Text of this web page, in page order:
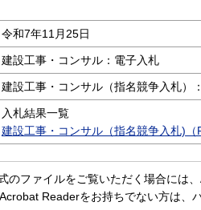
令和7年11月25日
建設工事・コンサル：電子入札
建設工事・コンサル（指名競争入札）
入札結果一覧
建設工事・コンサル（指名競争入札)（
のファイルをご覧いただく場合には
Readerをお持ちでない方は、